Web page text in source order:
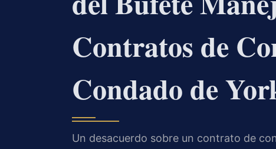
Contratos de
Condado de
Un desacuerdo sobre un contrato de